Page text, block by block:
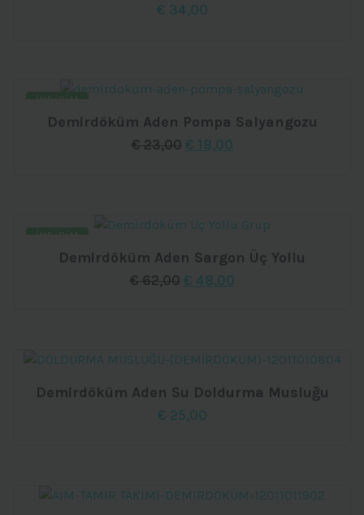
€ 34,00
Demirdöküm Aden Pompa Salyangozu
€23,00 Orijinal
€ 18,00Şu
Demirdöküm Aden Sargon Üç Yollu
€62,00 Orijinal
€ 48,00Şu
Demirdöküm Aden Su Doldurma Musluğu
€ 25,00